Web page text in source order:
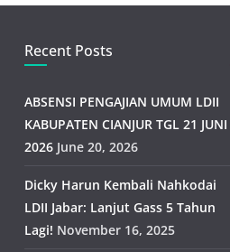
Recent Posts
ABSENSI PENGAJIAN UMUM LDII
KABUPATEN CIANJUR TGL 21 JUNI
2026 June 20, 2026
Dicky Harun Kembali Nahkodai
LDII Jabar: Lanjut Gass 5 Tahun
Lagi! November 16, 2025